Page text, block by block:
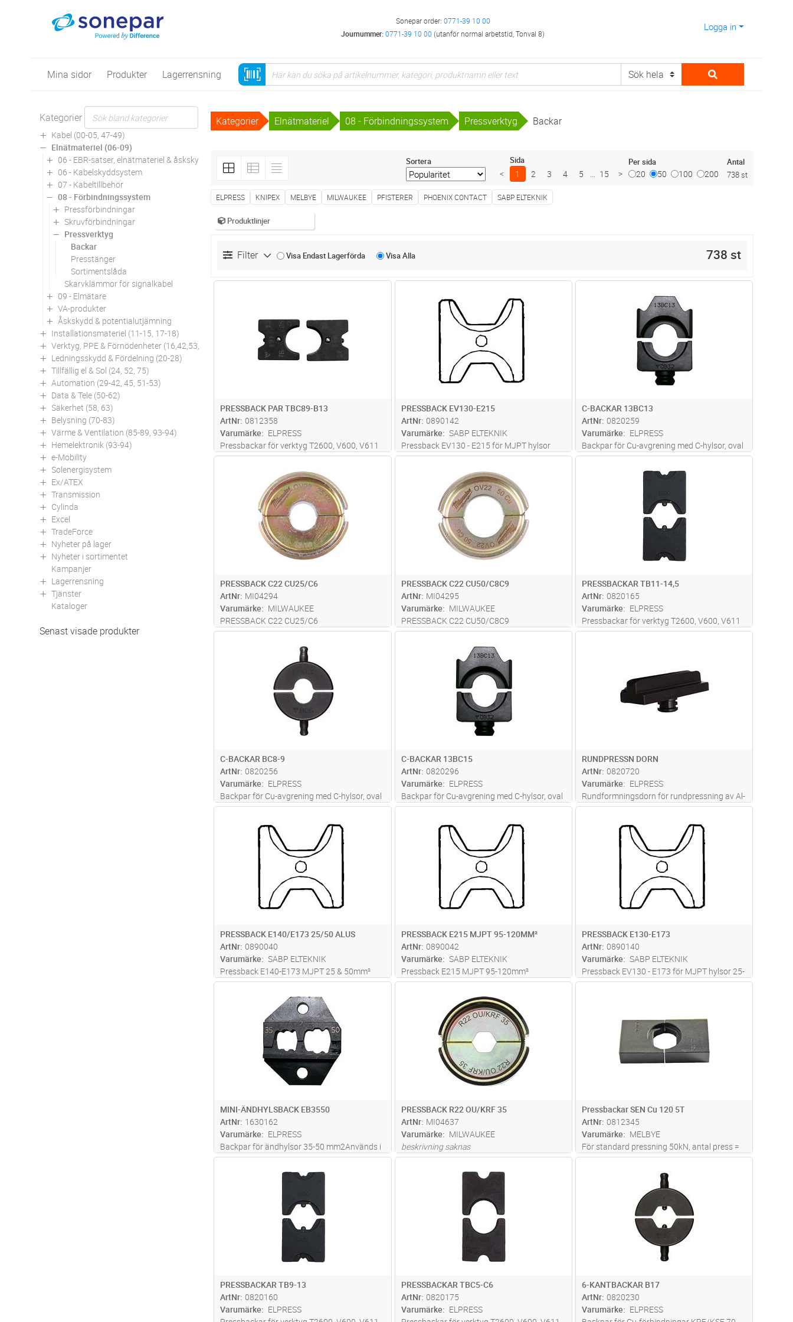
Sonepar order: 0771-39 10 00
Journummer:0771-39 10 00 (utanför normal arbetstid, Tonval 8)
Logga in
Mina sidor Produkter Lagerrensning
Kategorier
Kabel (00-05, 47-49)
Elnätmateriel (06-09)
06 - EBR-satser, elnätmateriel & åskskydd
06 - Kabelskyddsystem
07 - Kabeltillbehör
08 - Förbindningssystem
Pressförbindningar
Skruvförbindningar
Pressverktyg
Backar
Presstänger
Sortimentslåda
Skarvklämmor för signalkabel
09 - Elmätare
VA-produkter
Åskskydd & potentialutjämning
Installationsmateriel (11-15, 17-18)
Verktyg, PPE & Förnödenheter (16,42,53,94)
Ledningsskydd & Fördelning (20-28)
Tillfällig el & Sol (24, 52, 75)
Automation (29-42, 45, 51-53)
Data & Tele (50-62)
Säkerhet (58, 63)
Belysning (70-83)
Värme & Ventilation (85-89, 93-94)
Hemelektronik (93-94)
e-Mobility
Solenergisystem
Ex/ATEX
Transmission
Cylinda
Excel
TradeForce
Nyheter på lager
Nyheter i sortimentet
Kampanjer
Lagerrensning
Tjänster
Kataloger
Senast visade produkter
Kategorier Elnätmateriel 08 - Förbindningssystem Pressverktyg Backar
Sortera Sida
< 1 2 3 4 5 ... 15 >
Per sida
20 50 100 200
Antal
738 st
ELPRESS KNIPEX MELBYE MILWAUKEE PFISTERER PHOENIX CONTACT SABP ELTEKNIK
Produktlinjer
Filter Visa Endast Lagerförda VisaAlla 738 st
PRESSBACK PAR TBC89-B13
ArtNr 0812358
Varumärke
ELPRESS
Pressbackar för verktyg T2600, V600, V611
samt PVL611. Ovalt urtag används för
pressning av Cu-avgreningar med C-hylsor,
oval pressning. Det andra urtaget används
för pressning av Cu-förbindningar, s
PRESSBACK EV130-E215
ArtNr 0890142
Varumärke
SABP ELTEKNIK
Pressback EV130 - E215 för MJPT hylsor
95mm²
C-BACKAR 13BC13
ArtNr 0820259
Varumärke
ELPRESS
Backpar för Cu-avgrening med C-hylsor, oval
pressning.Genomgående ledare 95-70 mm2,
avgrening 95-25 mm2Inga backhållare
PRESSBACK C22 CU25/C6
ArtNr MI04294
Varumärke
MILWAUKEE
PRESSBACK C22 CU25/C6
PRESSBACK C22 CU50/C8C9
ArtNr MI04295
Varumärke
MILWAUKEE
PRESSBACK C22 CU50/C8C9
Lägg i kundvagn
PRESSBACKAR TB11-14,5
ArtNr 0820165
Varumärke
ELPRESS
Pressbackar för verktyg T2600, V600, V611
samt PVL611. Används för pressning av Cu-
C-BACKAR BC8-9
ArtNr 0820256
Varumärke
ELPRESS
Backpar för Cu-avgrening med C-hylsor, oval
pressning.Genomgående ledare 50-16 mm2,
C-BACKAR 13BC15
ArtNr 0820296
Varumärke
ELPRESS
Backpar för Cu-avgrening med C-hylsor, oval
pressning.Genomgående ledare 120-95
backhållare behövs. Används i V1300
RUNDPRESSN DORN
ArtNr 0820720
Varumärke
ELPRESS
Rundformningsdorn för rundpressning av Al-
ledare fåtrådig 240 mm2. Används i V1300
PRESSBACK E140/E173 25/50 ALUS
ArtNr 0890040
Varumärke
SABP ELTEKNIK
Pressback E140-E173 MJPT 25 & 50mm²
PRESSBACK E215 MJPT 95-120MM²
ArtNr 0890042
Varumärke
SABP ELTEKNIK
Pressback E215 MJPT 95-120mm²
PRESSBACK E130-E173
ArtNr 0890140
Varumärke
SABP ELTEKNIK
Pressback EV130 - E173 för MJPT hylsor 25-
50mm²
Lägg i kundvagn
MINI-ÄNDHYLSBACK EB3550
ArtNr 1630162
Varumärke
ELPRESS
Backpar för ändhylsor 35-50 mm2Används i
PVL130P + PVL130S
Lägg i kundvagn
PRESSBACK R22 OU/KRF 35
ArtNr MI04637
Varumärke
MILWAUKEE
beskrivning saknas
Pressbackar SEN Cu 120 5T
ArtNr 0812345
Varumärke
MELBYE
För standard pressning 50kN, antal press =
3, för skarvhylsa skall antalet press
Lägg i kundvagn
PRESSBACKAR TB9-13
ArtNr 0820160
Varumärke
ELPRESS
Lägg i kundvagn
PRESSBACKAR TBC5-C6
ArtNr 0820175
Varumärke
ELPRESS
6-KANTBACKAR B17
ArtNr 0820230
Varumärke
ELPRESS